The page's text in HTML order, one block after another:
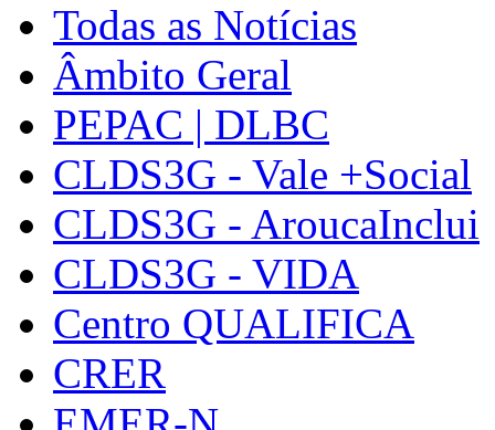
Todas as Notícias
Âmbito Geral
PEPAC | DLBC
CLDS3G - Vale +Social
CLDS3G - AroucaInclui
CLDS3G - VIDA
Centro QUALIFICA
CRER